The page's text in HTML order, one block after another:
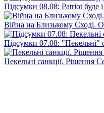
Підсумки 08.08: Patriot буде
Війна на Близькому Сході.
Підсумки 07.08: "Пекельні"
Пекельні санкції. Рішення